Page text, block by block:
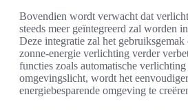
Bovendien wordt verwacht dat
steeds meer geïntegreerd zal worden
Deze integratie zal het
zonne-energie verlichting verder
functies zoals automatische verlichting
omgevingslicht, wordt het
energiebesparende omgeving te